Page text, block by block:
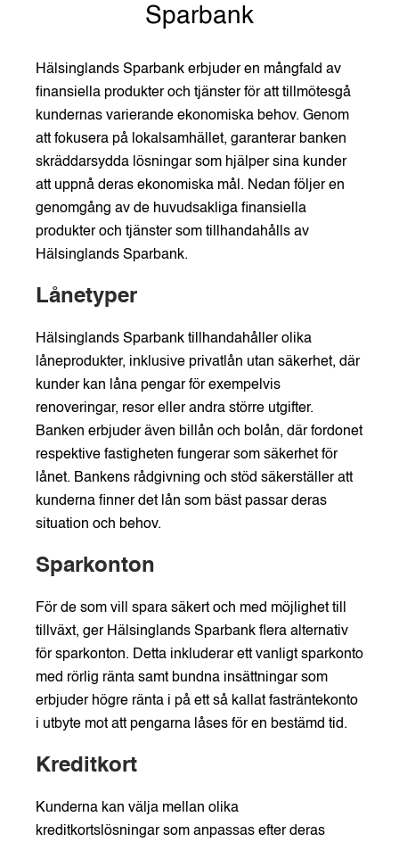
Sparbank
Hälsinglands Sparbank erbjuder en mångfald av
finansiella produkter och tjänster för att tillmötesgå
kundernas varierande ekonomiska behov. Genom
att fokusera på lokalsamhället, garanterar banken
skräddarsydda lösningar som hjälper sina kunder
att uppnå deras ekonomiska mål. Nedan följer en
genomgång av de huvudsakliga finansiella
produkter och tjänster som tillhandahålls av
Hälsinglands Sparbank.
Lånetyper
Hälsinglands Sparbank tillhandahåller olika
låneprodukter, inklusive privatlån utan säkerhet, där
kunder kan låna pengar för exempelvis
renoveringar, resor eller andra större utgifter.
Banken erbjuder även billån och bolån, där fordonet
respektive fastigheten fungerar som säkerhet för
lånet. Bankens rådgivning och stöd säkerställer att
kunderna finner det lån som bäst passar deras
situation och behov.
Sparkonton
För de som vill spara säkert och med möjlighet till
tillväxt, ger Hälsinglands Sparbank flera alternativ
för sparkonton. Detta inkluderar ett vanligt sparkonto
med rörlig ränta samt bundna insättningar som
erbjuder högre ränta i på ett så kallat fasträntekonto
i utbyte mot att pengarna låses för en bestämd tid.
Kreditkort
Kunderna kan välja mellan olika
kreditkortslösningar som anpassas efter deras